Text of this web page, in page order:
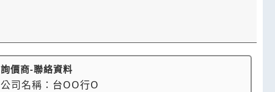
詢價商-聯絡資料
公司名稱： 台OO行O